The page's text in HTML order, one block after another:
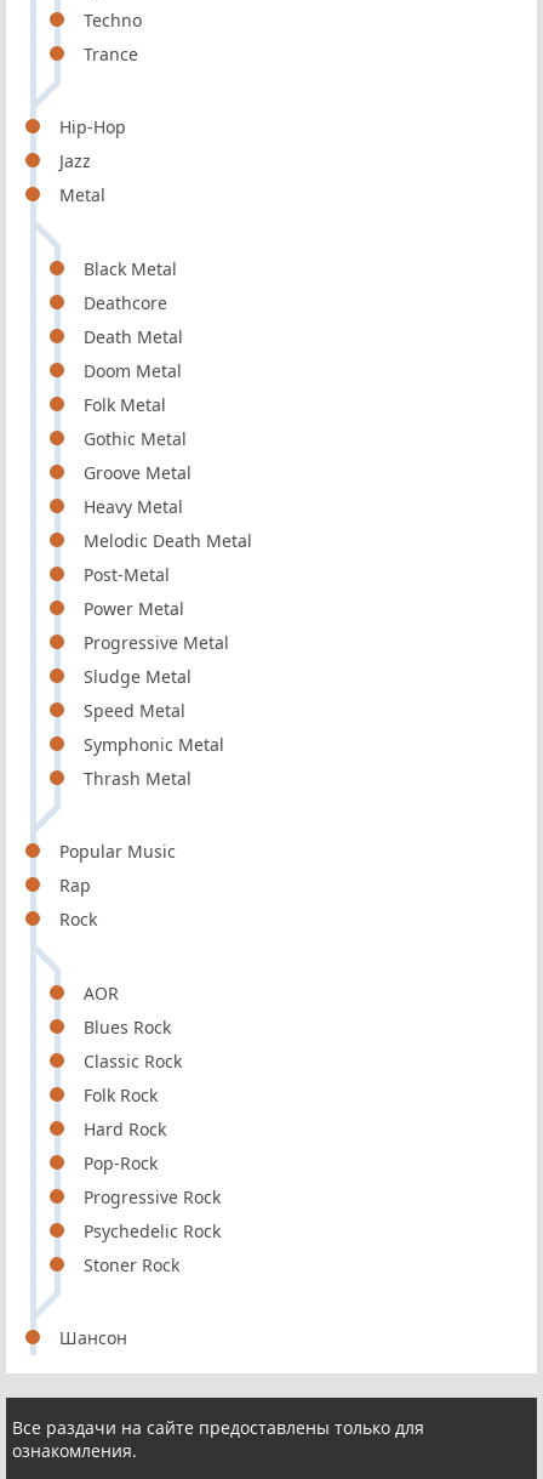
Techno
Trance
Hip-Hop
Jazz
Metal
Black Metal
Deathcore
Death Metal
Doom Metal
Folk Metal
Gothic Metal
Groove Metal
Heavy Metal
Melodic Death Metal
Post-Metal
Power Metal
Progressive Metal
Sludge Metal
Speed Metal
Symphonic Metal
Thrash Metal
Popular Music
Rap
Rock
AOR
Blues Rock
Classic Rock
Folk Rock
Hard Rock
Pop-Rock
Progressive Rock
Psychedelic Rock
Stoner Rock
Шансон
Все раздачи на сайте предоставлены только для
ознакомления.